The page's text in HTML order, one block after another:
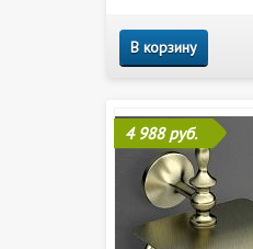
В корзину
4 988 руб.